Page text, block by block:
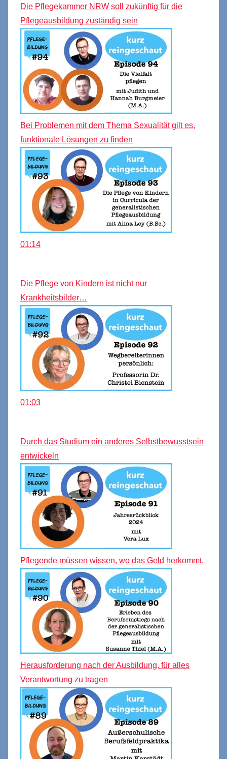
Die Pflegekammer NRW soll zukünftig für die
Pflegeausbildung zuständig sein
Bei Problemen mit dem Thema Sexualität gilt es,
funktionale Lösungen zu finden
01:14
Die Pflege von Kindern ist nicht nur
Krankheitsbilder…
01:03
Durch das Studium ein anderes Selbstbewusstsein
entwickeln
Pflegende müssen wissen, wo das Geld herkommt.
Herausforderung nach der Ausbildung, für alles
Verantwortung zu tragen